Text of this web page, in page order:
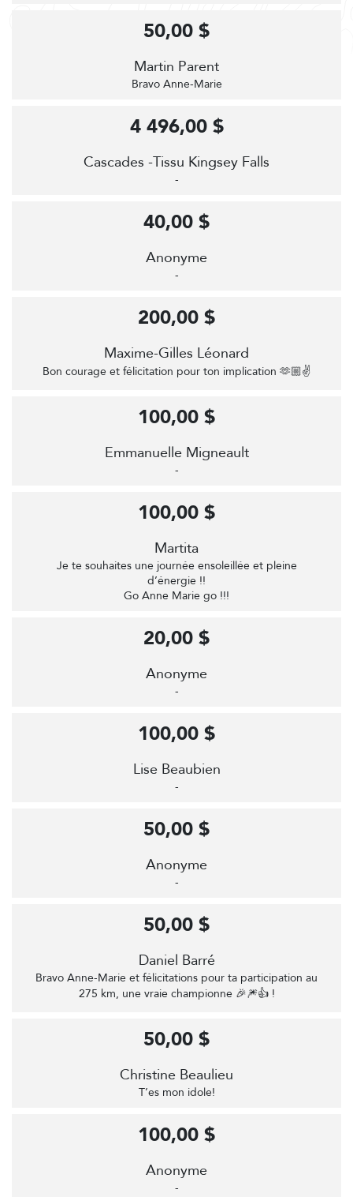
Martin Parent
Bravo Anne-Marie
50,00 $
Cascades -Tissu Kingsey Falls
-
4 496,00 $
Anonyme
-
40,00 $
Maxime-Gilles Léonard
Bon courage et félicitation pour ton implication 🫶🏼✌️
200,00 $
Emmanuelle Migneault
-
100,00 $
Martita
Je te souhaites une journée ensoleillée et pleine
d’énergie !!
Go Anne Marie go !!!
100,00 $
Anonyme
-
20,00 $
Lise Beaubien
-
100,00 $
Anonyme
-
50,00 $
Daniel Barré
Bravo Anne-Marie et félicitations pour ta participation au
275 km, une vraie championne 🎉🎆👍 !
50,00 $
Christine Beaulieu
T’es mon idole!
50,00 $
Anonyme
-
100,00 $